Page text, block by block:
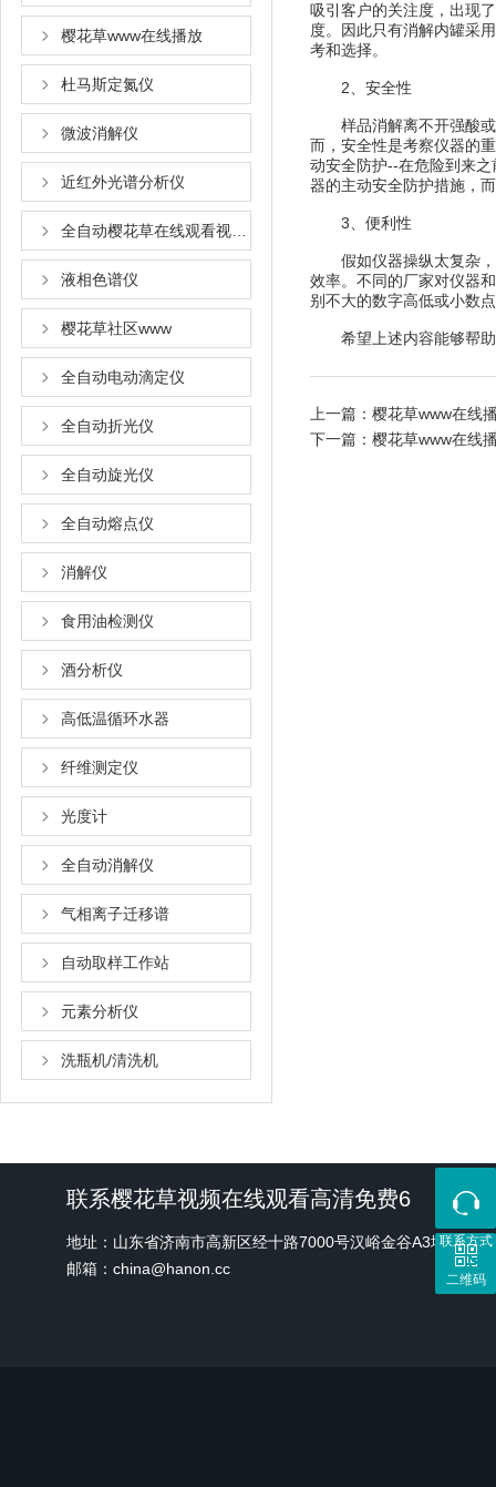
樱花草www在线播放
杜马斯定氮仪
微波消解仪
近红外光谱分析仪
液相色谱仪
樱花草社区www
全自动电动滴定仪
全自动折光仪
全自动旋光仪
全自动熔点仪
消解仪
食用油检测仪
酒分析仪
高低温循环水器
纤维测定仪
光度计
全自动消解仪
气相离子迁移谱
自动取样工作站
元素分析仪
洗瓶机/清洗机
吸引客户的关注度，出现
度。因此只有消解内罐
考和选择。
2、安全性
样品消解离不开强酸或混
而，安全性是考察仪器的重
动安全防护--在危险到来之
器的主动安全防护措施，
3、便利性
假如仪器操纵太复杂，
效率。不同的厂家对仪
别不大的数字高低或小数点
希望上述内容能够帮助大
上一篇： 樱花草www在线播
下一篇： 樱花草www在线
联系樱花草视频在线观看高清免费6
地址：山东省济南市高新区经十路7000号汉峪金谷A3地块1号
邮箱：china@hanon.cc
联系方式
二维码